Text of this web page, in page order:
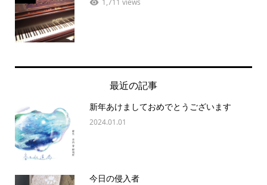
1,711 views
最近の記事
新年あけましておめでとうございます
2024.01.01
今日の侵入者